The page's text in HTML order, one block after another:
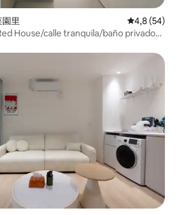
里 Calificación
4,8 (54)
House/calle tranquila/baño privado/3